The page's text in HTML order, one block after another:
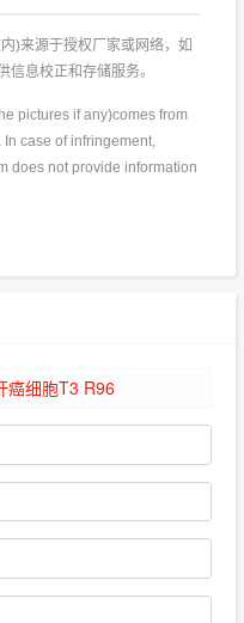
)来源于授权厂家或网络，如
息校正和存储服务。
pictures if any)comes from
case of infringement,
does not provide information